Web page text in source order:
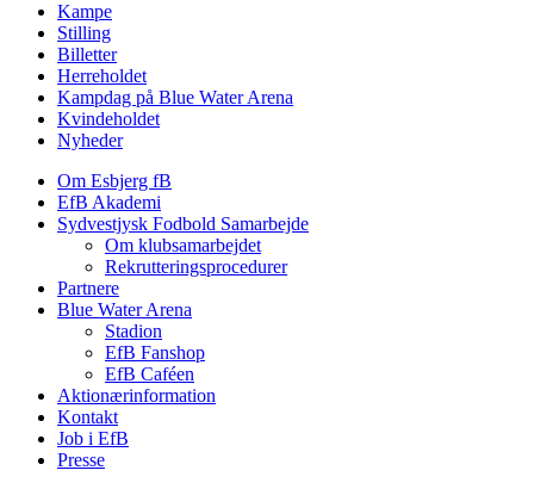
Kampe
Stilling
Billetter
Herreholdet
Kampdag på Blue Water Arena
Kvindeholdet
Nyheder
Om Esbjerg fB
EfB Akademi
Sydvestjysk Fodbold Samarbejde
Om klubsamarbejdet
Rekrutteringsprocedurer
Partnere
Blue Water Arena
Stadion
EfB Fanshop
EfB Caféen
Aktionærinformation
Kontakt
Job i EfB
Presse